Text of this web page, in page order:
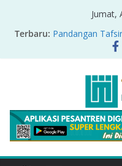
Jumat,
Terbaru: Pandangan
Nikel di Raja
PRODUK
Sirah Nabawiyah
Oversharing dan
Ayat Bicara Soal
Menyikapi
Cerminan